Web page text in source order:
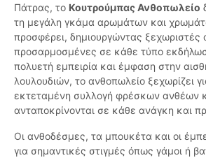
Πάτρας, το Κουτρούμπας Ανθοπωλείο
τη μεγάλη γκάμα αρωμάτων και
προσφέρει, δημιουργώντας ξεχωριστές
προσαρμοσμένες σε κάθε τύπο
πολυετή εμπειρία και έμφαση στην
λουλουδιών, το ανθοπωλείο ξεχωρίζει
εκτεταμένη συλλογή φρέσκων ανθέων
ανταποκρίνονται σε κάθε ανάγκη και
Οι ανθοδέσμες, τα μπουκέτα και οι
για σημαντικές στιγμές όπως γάμοι ή